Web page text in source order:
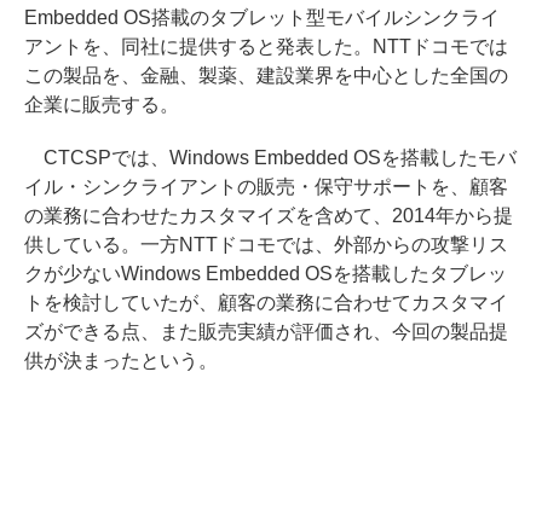
Embedded OS搭載のタブレット型モバイルシンクライ
アントを、同社に提供すると発表した。NTTドコモでは
この製品を、金融、製薬、建設業界を中心とした全国の
企業に販売する。
CTCSPでは、Windows Embedded OSを搭載したモバ
イル・シンクライアントの販売・保守サポートを、顧客
の業務に合わせたカスタマイズを含めて、2014年から提
供している。一方NTTドコモでは、外部からの攻撃リス
クが少ないWindows Embedded OSを搭載したタブレッ
トを検討していたが、顧客の業務に合わせてカスタマイ
ズができる点、また販売実績が評価され、今回の製品提
供が決まったという。